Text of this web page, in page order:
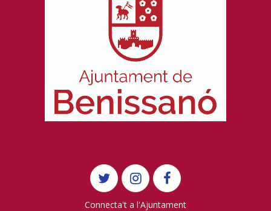
Connecta't a l'Ajuntament